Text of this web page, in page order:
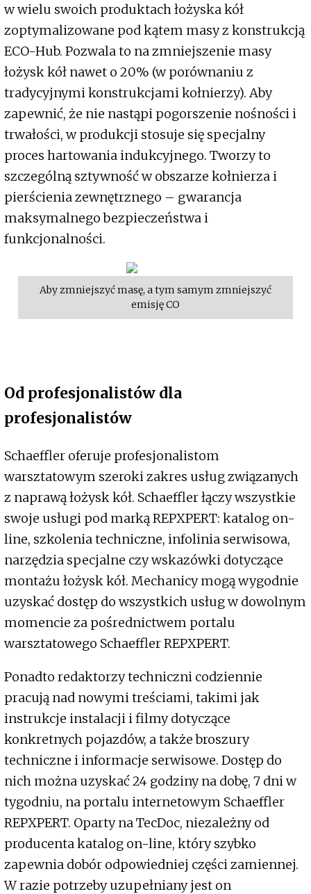
w wielu swoich produktach łożyska kół
zoptymalizowane pod kątem masy z konstrukcją
ECO-Hub. Pozwala to na zmniejszenie masy
łożysk kół nawet o 20% (w porównaniu z
tradycyjnymi konstrukcjami kołnierzy). Aby
zapewnić, że nie nastąpi pogorszenie nośności i
trwałości, w produkcji stosuje się specjalny
proces hartowania indukcyjnego. Tworzy to
szczególną sztywność w obszarze kołnierza i
pierścienia zewnętrznego – gwarancja
maksymalnego bezpieczeństwa i
funkcjonalności.
Aby zmniejszyć masę, a tym samym zmniejszyć
emisję CO
Od profesjonalistów dla
profesjonalistów
Schaeffler oferuje profesjonalistom
warsztatowym szeroki zakres usług związanych
z naprawą łożysk kół. Schaeffler łączy wszystkie
swoje usługi pod marką REPXPERT: katalog on-
line, szkolenia techniczne, infolinia serwisowa,
narzędzia specjalne czy wskazówki dotyczące
montażu łożysk kół. Mechanicy mogą wygodnie
uzyskać dostęp do wszystkich usług w dowolnym
momencie za pośrednictwem portalu
warsztatowego Schaeffler REPXPERT.
Ponadto redaktorzy techniczni codziennie
pracują nad nowymi treściami, takimi jak
instrukcje instalacji i filmy dotyczące
konkretnych pojazdów, a także broszury
techniczne i informacje serwisowe. Dostęp do
nich można uzyskać 24 godziny na dobę, 7 dni w
tygodniu, na portalu internetowym Schaeffler
REPXPERT. Oparty na TecDoc, niezależny od
producenta katalog on-line, który szybko
zapewnia dobór odpowiedniej części zamiennej.
W razie potrzeby uzupełniany jest on